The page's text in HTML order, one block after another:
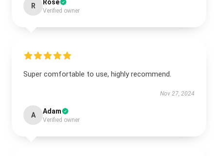
R Rose
Verified owner
Super comfortable to use, highly recommend.
Nov 27, 2024
A Adam
Verified owner